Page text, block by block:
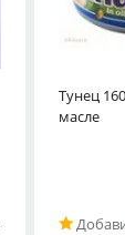
Тунец
масле